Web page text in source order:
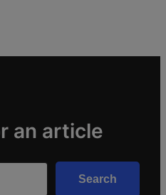
an article
Search